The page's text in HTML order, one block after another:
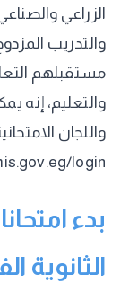
الزراعي
والتدريب
مستقبلهم
والتعليم، إنه
واللجان
login
بدء
الثانوية